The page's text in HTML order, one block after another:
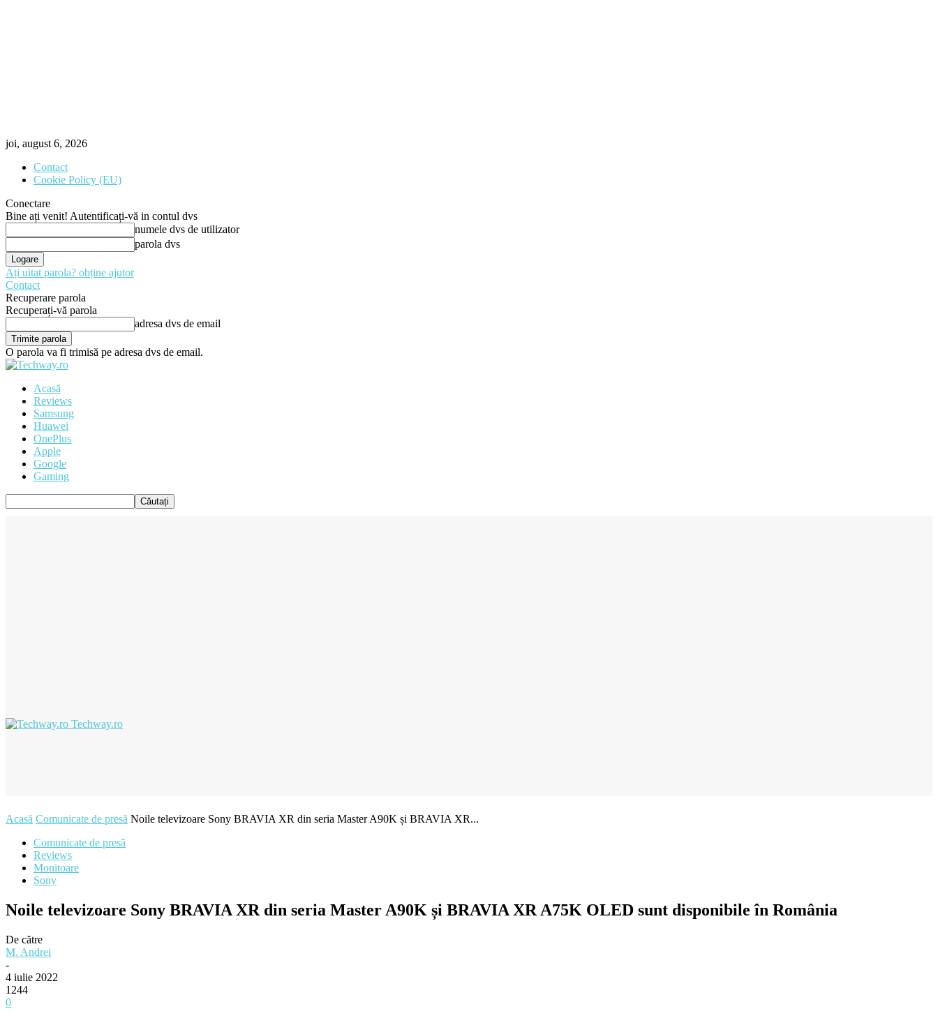
joi, august 6, 2026
Contact
Cookie Policy (EU)
Conectare
Bine ați venit! Autentificați-vă in contul dvs
numele dvs de utilizator
parola dvs
Ați uitat parola? obține ajutor
Contact
Recuperare parola
Recuperați-vă parola
adresa dvs de email
O parola va fi trimisă pe adresa dvs de email.
Acasă
Reviews
Samsung
Huawei
OnePlus
Apple
Google
Gaming
Techway.ro
Acasă Comunicate de presă Noile televizoare Sony BRAVIA XR din seria Master A90K și BRAVIA XR...
Comunicate de presă
Reviews
Monitoare
Sony
Noile televizoare Sony BRAVIA XR din seria Master A90K și BRAVIA XR A75K OLED sunt disponibile în România
De către
M. Andrei
-
4 iulie 2022
1244
0